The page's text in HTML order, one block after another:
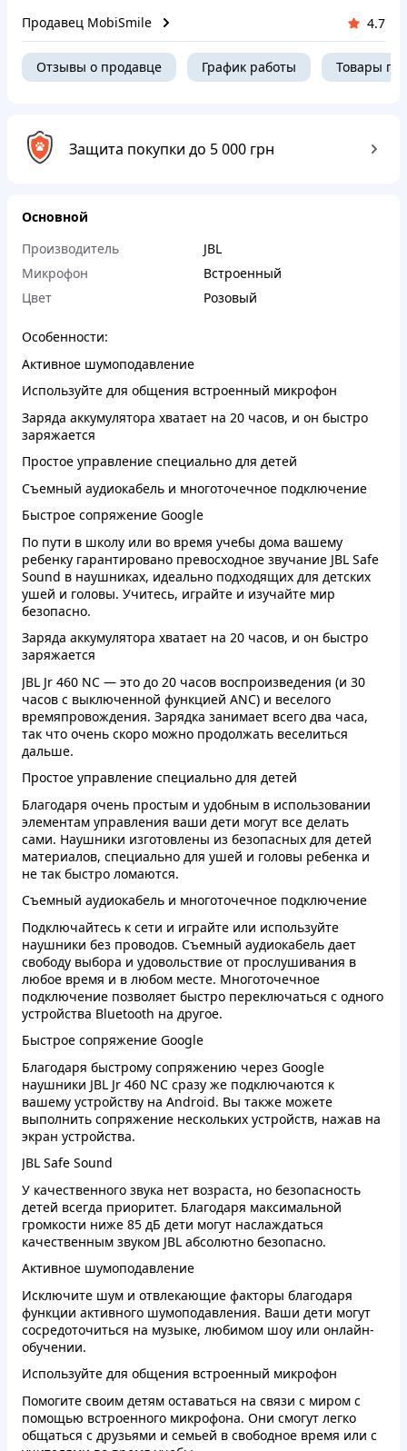
Продавец MobiSmile 4.7
Отзывы о продавце График работы Товары
Защита покупки до 5 000 грн
Основной
Производитель
JBL
Микрофон
Встроенный
Цвет
Розовый
Особенности:
Активное шумоподавление
Используйте для общения встроенный микрофон
Заряда аккумулятора хватает на 20 часов, и он быстро
заряжается
Простое управление специально для детей
Съемный аудиокабель и многоточечное подключение
Быстрое сопряжение Google
По пути в школу или во время учебы дома вашему
ребенку гарантировано превосходное звучание JBL Safe
Sound в наушниках, идеально подходящих для детских
ушей и головы. Учитесь, играйте и изучайте мир
безопасно.
Заряда аккумулятора хватает на 20 часов, и он быстро
заряжается
JBL Jr 460 NC — это до 20 часов воспроизведения (и 30
часов с выключенной функцией ANC) и веселого
времяпровождения. Зарядка занимает всего два часа,
так что очень скоро можно продолжать веселиться
дальше.
Простое управление специально для детей
Благодаря очень простым и удобным в использовании
элементам управления ваши дети могут все делать
сами. Наушники изготовлены из безопасных для детей
материалов, специально для ушей и головы ребенка и
не так быстро ломаются.
Съемный аудиокабель и многоточечное подключение
Подключайтесь к сети и играйте или используйте
наушники без проводов. Съемный аудиокабель дает
свободу выбора и удовольствие от прослушивания в
любое время и в любом месте. Многоточечное
подключение позволяет быстро переключаться с одного
устройства Bluetooth на другое.
Быстрое сопряжение Google
Благодаря быстрому сопряжению через Google
наушники JBL Jr 460 NC сразу же подключаются к
вашему устройству на Android. Вы также можете
выполнить сопряжение нескольких устройств, нажав на
экран устройства.
JBL Safe Sound
У качественного звука нет возраста, но безопасность
детей всегда приоритет. Благодаря максимальной
громкости ниже 85 дБ дети могут наслаждаться
качественным звуком JBL абсолютно безопасно.
Активное шумоподавление
Исключите шум и отвлекающие факторы благодаря
функции активного шумоподавления. Ваши дети могут
сосредоточиться на музыке, любимом шоу или онлайн-
обучении.
Используйте для общения встроенный микрофон
Помогите своим детям оставаться на связи с миром с
помощью встроенного микрофона. Они смогут легко
общаться с друзьями и семьей в свободное время или с